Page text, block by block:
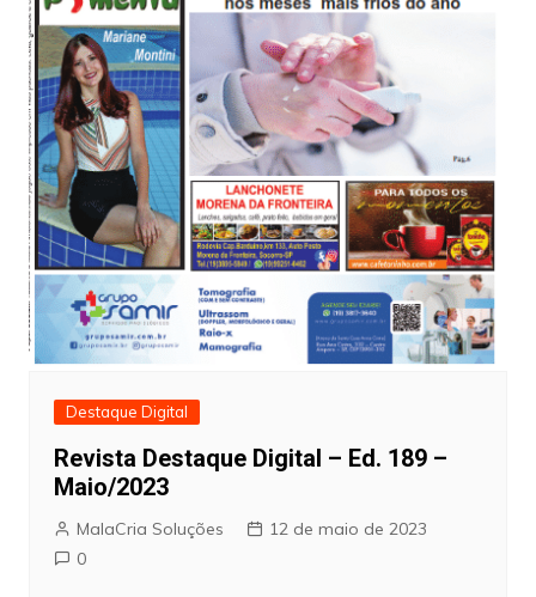
Destaque Digital
Revista Destaque Digital – Ed. 189 –
Maio/2023
MalaCria Soluções
12 de maio de 2023
0